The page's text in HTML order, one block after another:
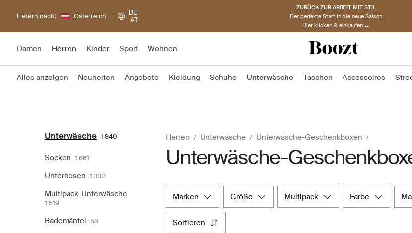
Liefern nach: Österreich
DE-
AT
ZURÜCK ZUR ARBEIT MIT STIL
Der perfekte Start in die neue Saison
Hier klicken & einkaufen →
Damen Herren Kinder Sport Wohnen
Alles anzeigen Neuheiten Angebote Kleidung Schuhe Unterwäsche Taschen Accessoires
Unterwäsche 1 840
Socken 1 661
Unterhosen 1 332
Multipack-Unterwäsche
1 519
Bademäntel 53
Herren Unterwäsche Unterwäsche-Geschenkboxen
Unterwäsche-
marken größe multipack farbe
sortieren